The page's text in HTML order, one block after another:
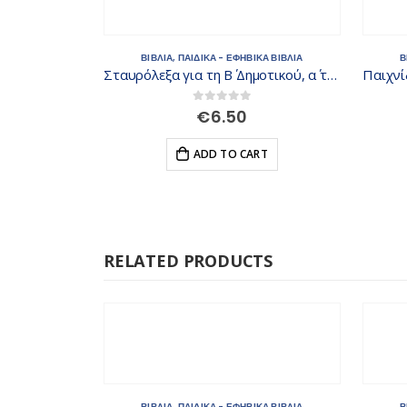
ΒΙΒΛΙΑ, ΠΑΙΔΙΚΑ - ΕΦΗΒΙΚΑ ΒΙΒΛΙΑ
Σταυρόλεξα για τη Β΄ Δημοτικού, α΄ τεύχος
out of 5
€6.50
ADD TO CART
RELATED PRODUCTS